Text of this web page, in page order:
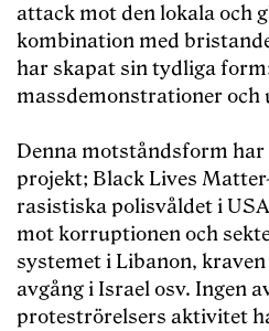
attack mot den lokala och
kombination med
har skapat sin tydliga
massdemonstrationer och
Denna motståndsform
projekt; Black Lives
rasistiska polisvåldet i
mot korruptionen och
systemet i Libanon,
avgång i Israel osv. Ingen
proteströrelsers aktivitet